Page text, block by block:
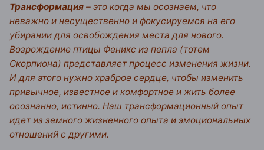
Трансформация – это когда мы осознаем, что
неважно и несущественно и фокусируемся на его
убирании для освобождения места для нового.
Возрождение птицы Феникс из пепла (тотем
Скорпиона) представляет процесс изменения жизни.
И для этого нужно храброе сердце, чтобы изменить
привычное, известное и комфортное и жить более
осознанно, истинно. Наш трансформационный опыт
идет из земного жизненного опыта и эмоциональных
отношений с другими.